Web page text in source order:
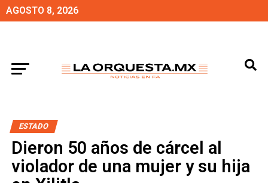
AGOSTO 8, 2026
ESTADO
Dieron 50 años de cárcel al
violador de una mujer y su hija